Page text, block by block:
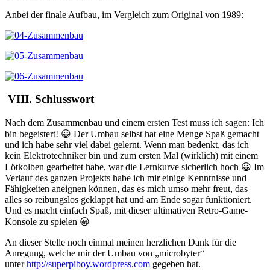
Anbei der finale Aufbau, im Vergleich zum Original von 1989:
VIII. Schlusswort
Nach dem Zusammenbau und einem ersten Test muss ich sagen: Ich
bin begeistert! 😀 Der Umbau selbst hat eine Menge Spaß gemacht
und ich habe sehr viel dabei gelernt. Wenn man bedenkt, das ich
kein Elektrotechniker bin und zum ersten Mal (wirklich) mit einem
Lötkolben gearbeitet habe, war die Lernkurve sicherlich hoch 😀 Im
Verlauf des ganzen Projekts habe ich mir einige Kenntnisse und
Fähigkeiten aneignen können, das es mich umso mehr freut, das
alles so reibungslos geklappt hat und am Ende sogar funktioniert.
Und es macht einfach Spaß, mit dieser ultimativen Retro-Game-
Konsole zu spielen 😀
An dieser Stelle noch einmal meinen herzlichen Dank für die
Anregung, welche mir der Umbau von „microbyter“
unterhttp://superpiboy.wordpress.com gegeben hat.